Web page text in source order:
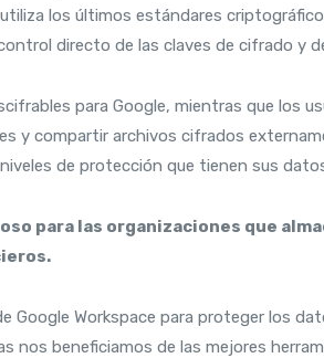
los últimos estándares
directo de las claves de cifrado y
para Google, mientras que los
y compartir archivos cifrados
de protección que tienen sus
para las organizaciones que
Google Workspace para proteger los
beneficiamos de las mejores